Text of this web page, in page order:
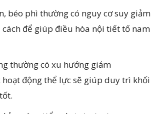
béo phì thường có nguy cơ suy giảm
cách để giúp điều hòa nội tiết tố nam
thường có xu hướng giảm
động thể lực sẽ giúp duy trì khối